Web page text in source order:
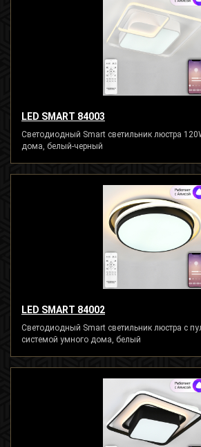
LED SMART 84003
Светодиодный Smart светильник люстра
дома, белый-черный
LED SMART 84002
Светодиодный Smart светильник люстра с
системой умного дома, белый